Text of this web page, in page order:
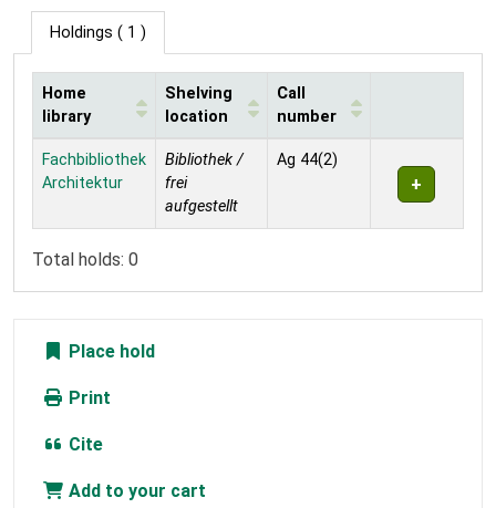
Holdings ( 1 )
Holdings
Home
library
Shelving
location
Call
number
Fachbibliothek
Architektur
Bibliothek /
frei
aufgestellt
Ag 44(2)
Total holds: 0
Place hold
Print
Cite
Add to your cart